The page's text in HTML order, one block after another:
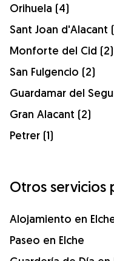
Orihuela (4)
Sant Joan d'Alacant
Monforte del Cid (2)
San Fulgencio (2)
Guardamar del
Gran Alacant (2)
Petrer (1)
Otros servicios
Alojamiento en
Paseo en Elche